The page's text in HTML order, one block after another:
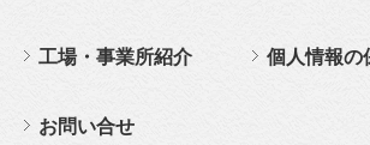
工場・事業所紹介 個人情報の
お問い合せ